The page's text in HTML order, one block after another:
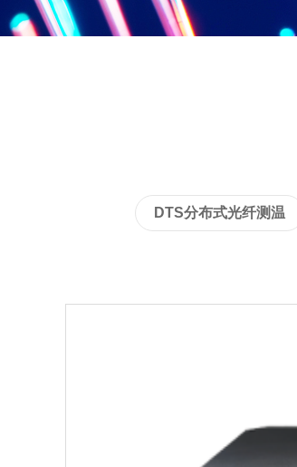
DTS分布式光纤测温